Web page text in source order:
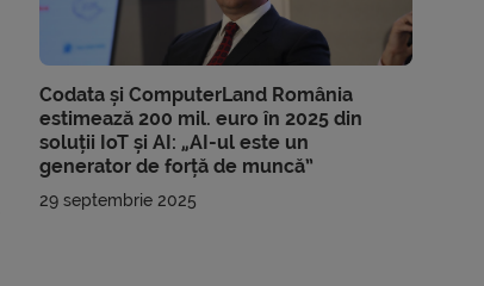
Codata și ComputerLand România
estimează 200 mil. euro în 2025 din
soluții IoT și AI: „AI-ul este un
generator de forță de muncă”
29 septembrie 2025